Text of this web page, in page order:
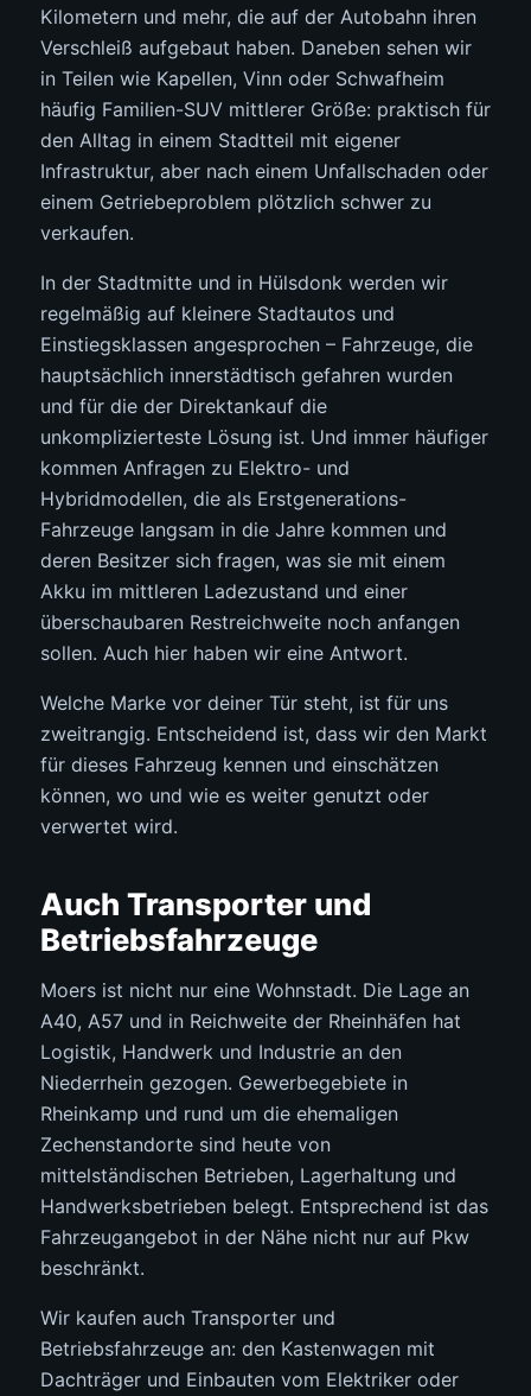
Kilometern und mehr, die auf der Autobahn ihren
Verschleiß aufgebaut haben. Daneben sehen wir
in Teilen wie Kapellen, Vinn oder Schwafheim
häufig Familien-SUV mittlerer Größe: praktisch für
den Alltag in einem Stadtteil mit eigener
Infrastruktur, aber nach einem Unfallschaden oder
einem Getriebeproblem plötzlich schwer zu
verkaufen.
In der Stadtmitte und in Hülsdonk werden wir
regelmäßig auf kleinere Stadtautos und
Einstiegsklassen angesprochen – Fahrzeuge, die
hauptsächlich innerstädtisch gefahren wurden
und für die der Direktankauf die
unkomplizierteste Lösung ist. Und immer häufiger
kommen Anfragen zu Elektro- und
Hybridmodellen, die als Erstgenerations-
Fahrzeuge langsam in die Jahre kommen und
deren Besitzer sich fragen, was sie mit einem
Akku im mittleren Ladezustand und einer
überschaubaren Restreichweite noch anfangen
sollen. Auch hier haben wir eine Antwort.
Welche Marke vor deiner Tür steht, ist für uns
zweitrangig. Entscheidend ist, dass wir den Markt
für dieses Fahrzeug kennen und einschätzen
können, wo und wie es weiter genutzt oder
verwertet wird.
Auch Transporter und
Betriebsfahrzeuge
Moers ist nicht nur eine Wohnstadt. Die Lage an
A40, A57 und in Reichweite der Rheinhäfen hat
Logistik, Handwerk und Industrie an den
Niederrhein gezogen. Gewerbegebiete in
Rheinkamp und rund um die ehemaligen
Zechenstandorte sind heute von
mittelständischen Betrieben, Lagerhaltung und
Handwerksbetrieben belegt. Entsprechend ist das
Fahrzeugangebot in der Nähe nicht nur auf Pkw
beschränkt.
Wir kaufen auch Transporter und
Betriebsfahrzeuge an: den Kastenwagen mit
Dachträger und Einbauten vom Elektriker oder